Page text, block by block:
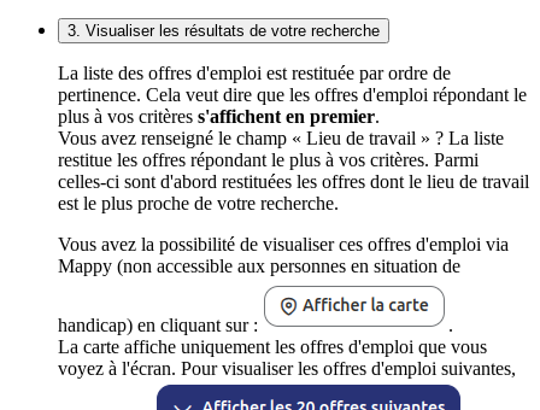
3. Visualiser les résultats de votre recherche
La liste des offres d'emploi est restituée par ordre de
pertinence. Cela veut dire que les offres d'emploi répondant le
plus à vos critères s'affichent en premier.
Vous avez renseigné le champ « Lieu de travail » ? La liste
restitue les offres répondant le plus à vos critères. Parmi
celles-ci sont d'abord restituées les offres dont le lieu de travail
est le plus proche de votre recherche.
Vous avez la possibilité de visualiser ces offres d'emploi via
Mappy (non accessible aux personnes en situation de
handicap) en cliquant sur :
.
La carte affiche uniquement les offres d'emploi que vous
voyez à l'écran. Pour visualiser les offres d'emploi suivantes,